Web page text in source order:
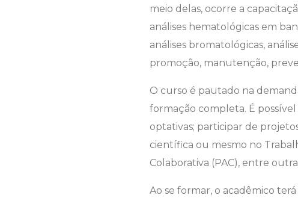
meio delas, ocorre a
análises hematológicas em
análises bromatológicas,
promoção, manutenção,
O curso é pautado na
formação completa. É possível
optativas; participar de
científica ou mesmo no
Colaborativa (PAC), entre
Ao se formar, o acadêmico